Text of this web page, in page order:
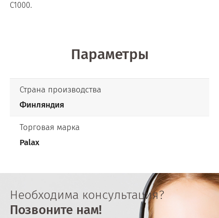
C1000.
Параметры
Страна производства
Финляндия
Торговая марка
Palax
Необходима консультация?
Позвоните нам!